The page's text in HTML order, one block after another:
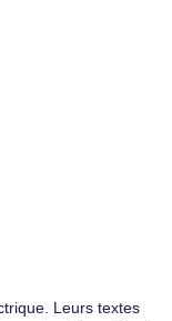
Leurs textes